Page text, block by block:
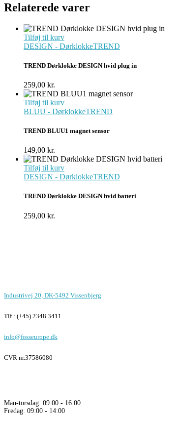
Relaterede varer
Tilføj til kurv
DESIGN - DørklokkeTREND
TREND Dørklokke DESIGN hvid plug in
259,00 kr.
Tilføj til kurv
BLUU - DørklokkeTREND
TREND BLUU1 magnet sensor
149,00 kr.
Tilføj til kurv
DESIGN - DørklokkeTREND
TREND Dørklokke DESIGN hvid batteri
259,00 kr.
Industrivej 20, DK-5492 Vissenbjerg
Tlf.: (+45) 2348 3411
info@fosseurope.dk
CVR nr.37586080
Man-torsdag: 09:00 - 16:00
Fredag: 09:00 - 14:00